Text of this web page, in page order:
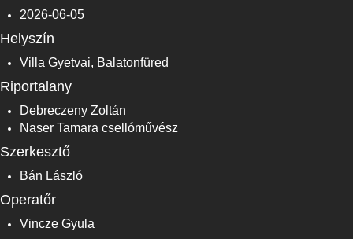
2026-06-05
Helyszín
Villa Gyetvai, Balatonfüred
Riportalany
Debreczeny Zoltán
Naser Tamara csellóművész
Szerkesztő
Bán László
Operatőr
Vincze Gyula